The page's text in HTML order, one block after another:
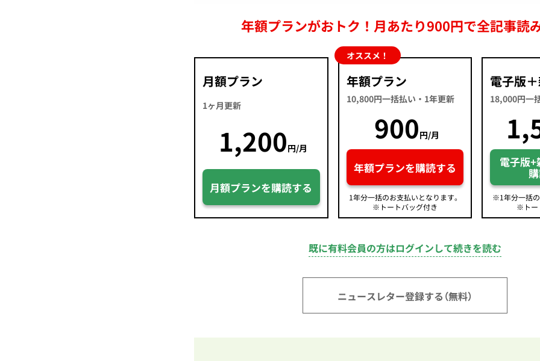
年額プランがおトク！月あたり900円で全記事読
月額プラン
1ヶ月更新
1,200円/月
月額プランを購読する
オススメ！
年額プラン
10,800円一括払い・1年更新
900円/月
年額プランを購読する
1年分一括のお支払いとなります。
※トートバッグ付き
電子版
18,000円一
電子版
※1年分一括
※トー
既に有料会員の方はログインして続きを読む
ニュースレター登録する（無料）